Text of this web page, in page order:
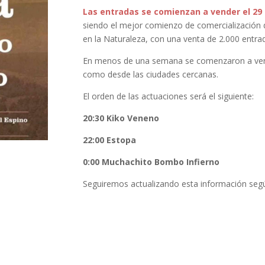
Las entradas se comienzan a vender el
siendo el mejor comienzo de
en la Naturaleza, con una venta de 2.000
En menos de una semana se comenzaron a
como desde las ciudades cercanas.
El orden de las actuaciones será el siguiente:
20:30 Kiko Veneno
22:00 Estopa
0:00 Muchachito Bombo Infierno
Seguiremos actualizando esta información